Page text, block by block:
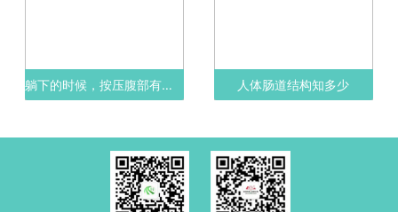
躺下的时候，按压腹部有硬块，是什么原因？ 人体肠道结构知多少